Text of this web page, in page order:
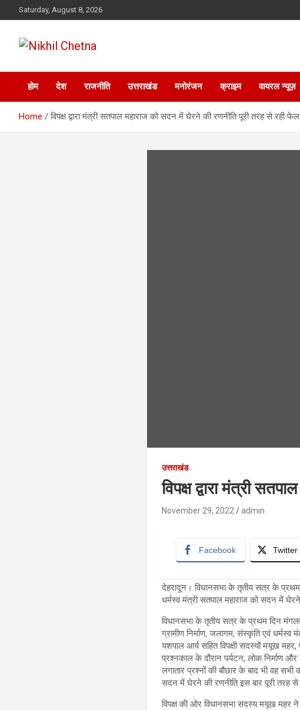
to
Saturday, August 8, 2026
Nikhil Chetna
होम देश राजनीति उत्तराखंड मनोरंजन क्राइम वायरल न्यूज़
Home विपक्ष द्वारा मंत्री सतपाल महाराज को सदन में घेरने की रणनीति पूरी तरह से रही फेल
उत्तराखंड
विपक्ष द्वारा मंत्री
November 29, 2022 admin
Facebook Twitter
देहरादून। विधानसभा के तृतीय सत्र के प्रथम
धर्मस्व मंत्री सतपाल महाराज को सदन में
विधानसभा के तृतीय सत्र के प्रथम दिन
ग्रामीण निर्माण, जलागम, संस्कृति एवं
यशपाल आर्य सहित विपक्षी सदस्यों मयूख
प्रश्नकाल के दौरान पर्यटन, लोक निर्माण और
लगातार प्रश्नों की बौछार के बाद भी वह
सदन में घेरने की रणनीति इस बार पूरी तरह
विपक्ष की ओर विधानसभा सदस्य मयूख महर ने